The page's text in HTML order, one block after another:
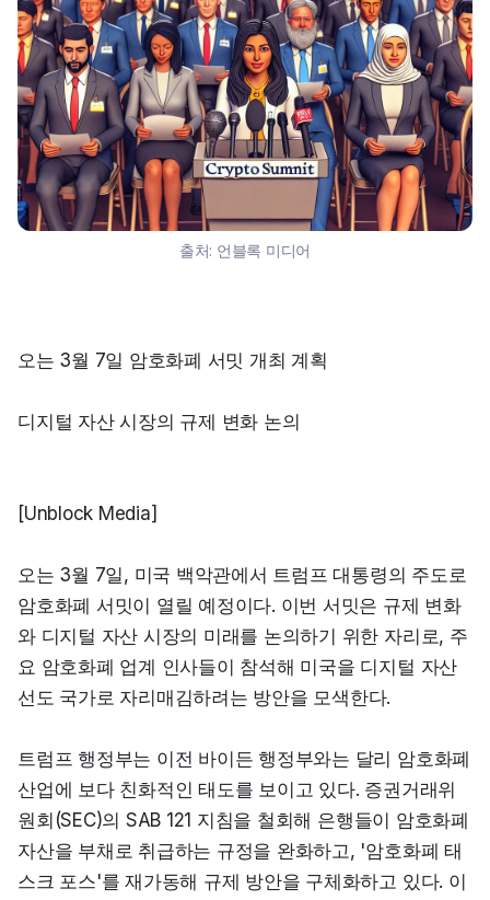
출처: 언블록 미디어
오는 3월 7일 암호화폐 서밋 개최 계획
디지털 자산 시장의 규제 변화 논의
[Unblock Media]
오는 3월 7일, 미국 백악관에서 트럼프 대통령의 주도로
암호화폐 서밋이 열릴 예정이다. 이번 서밋은 규제 변화
와 디지털 자산 시장의 미래를 논의하기 위한 자리로, 주
요 암호화폐 업계 인사들이 참석해 미국을 디지털 자산
선도 국가로 자리매김하려는 방안을 모색한다.
트럼프 행정부는 이전 바이든 행정부와는 달리 암호화폐
산업에 보다 친화적인 태도를 보이고 있다. 증권거래위
원회(SEC)의 SAB 121 지침을 철회해 은행들이 암호화폐
자산을 부채로 취급하는 규정을 완화하고, '암호화폐 태
스크 포스'를 재가동해 규제 방안을 구체화하고 있다. 이